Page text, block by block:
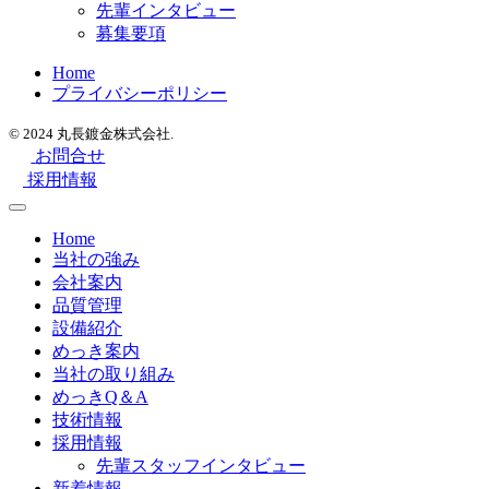
先輩インタビュー
募集要項
Home
プライバシーポリシー
© 2024 丸長鍍金株式会社.
お問合せ
採用情報
Home
当社の強み
会社案内
品質管理
設備紹介
めっき案内
当社の取り組み
めっきQ＆A
技術情報
採用情報
先輩スタッフインタビュー